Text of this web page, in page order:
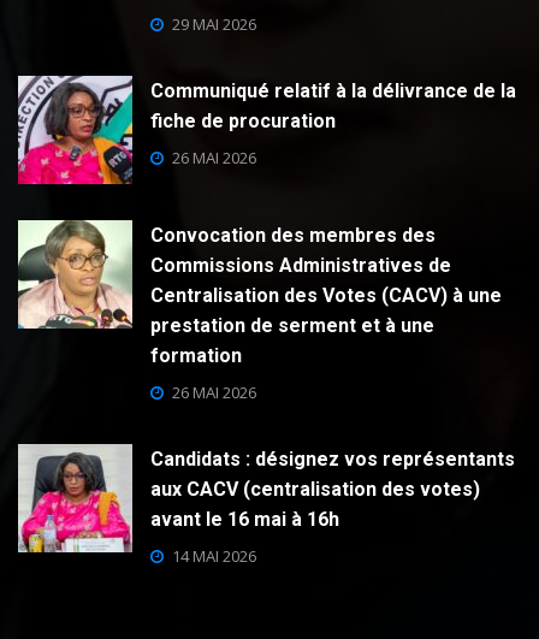
29 MAI 2026
Communiqué relatif à la délivrance de la
fiche de procuration
26 MAI 2026
Convocation des membres des
Commissions Administratives de
Centralisation des Votes (CACV) à une
prestation de serment et à une
formation
26 MAI 2026
Candidats : désignez vos représentants
aux CACV (centralisation des votes)
avant le 16 mai à 16h
14 MAI 2026